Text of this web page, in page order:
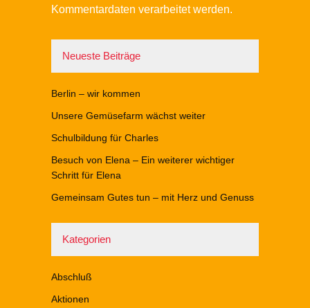
Kommentardaten verarbeitet werden.
Neueste Beiträge
Berlin – wir kommen
Unsere Gemüsefarm wächst weiter
Schulbildung für Charles
Besuch von Elena – Ein weiterer wichtiger
Schritt für Elena
Gemeinsam Gutes tun – mit Herz und Genuss
Kategorien
Abschluß
Aktionen